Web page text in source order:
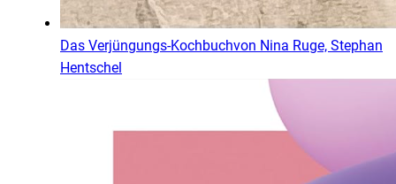
Das Verjüngungs-Kochbuchvon Nina Ruge, Stephan
Hentschel